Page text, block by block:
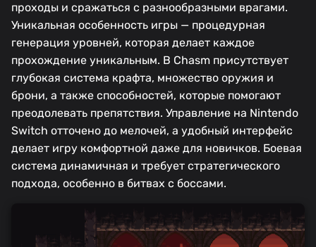
проходы и сражаться с разнообразными врагами.
Уникальная особенность игры — процедурная
генерация уровней, которая делает каждое
прохождение уникальным. В Chasm присутствует
глубокая система крафта, множество оружия и
брони, а также способностей, которые помогают
преодолевать препятствия. Управление на Nintendo
Switch отточено до мелочей, а удобный интерфейс
делает игру комфортной даже для новичков. Боевая
система динамичная и требует стратегического
подхода, особенно в битвах с боссами.